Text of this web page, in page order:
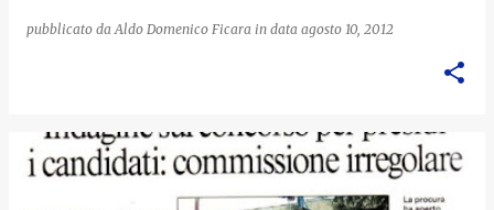
pubblicato da Aldo Domenico Ficara in data agosto 10, 2012